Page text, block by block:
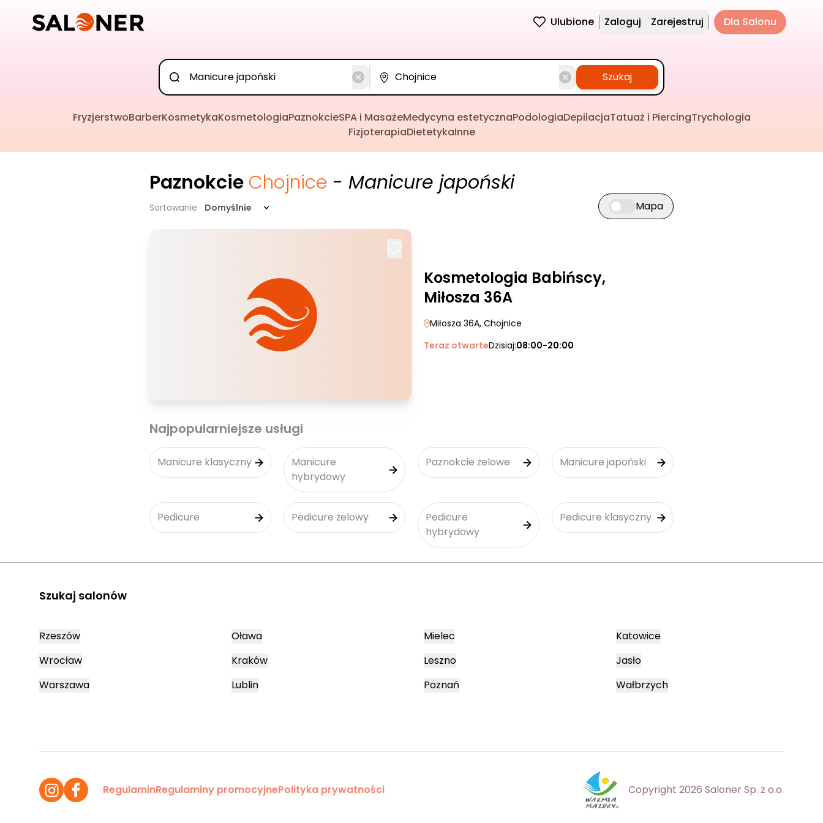
Ulubione Zaloguj Zarejestruj Dla Salonu
Szukaj
FryzjerstwoBarberKosmetykaKosmetologiaPaznokcieSPA i MasażeMedycyna estetycznaPodologiaDepilacjaTatuaż i PiercingTrychologia
FizjoterapiaDietetykaInne
Paznokcie Chojnice - Manicure japoński
Sortowanie Domyślnie Przełącz widok mapy
Mapa
Kosmetologia Babińscy,
Miłosza 36A
Miłosza 36A, Chojnice
Teraz otwarteDzisiaj:08:00-20:00
Najpopularniejsze usługi
Manicure klasyczny
Manicure
hybrydowy
Paznokcie żelowe Manicure japoński
Pedicure Pedicure żelowy
Pedicure
hybrydowy
Pedicure klasyczny
Szukaj salonów
Rzeszów
Wrocław
Warszawa
Oława
Kraków
Lublin
Mielec
Leszno
Poznań
Katowice
Jasło
Wałbrzych
RegulaminRegulaminy promocyjnePolityka prywatności Copyright 2026 Saloner Sp. z o.o.